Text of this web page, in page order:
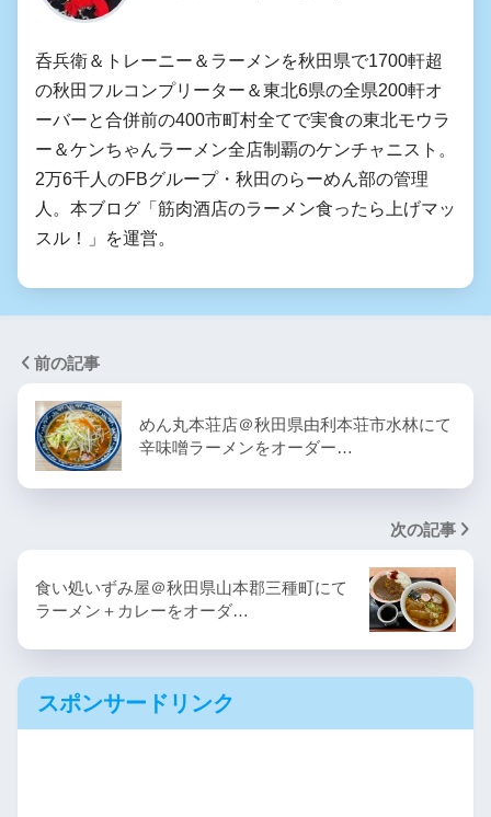
呑兵衛＆トレーニー＆ラーメンを秋田県で1700軒超
の秋田フルコンプリーター＆東北6県の全県200軒オ
ーバーと合併前の400市町村全てで実食の東北モウラ
ー＆ケンちゃんラーメン全店制覇のケンチャニスト。
2万6千人のFBグループ・秋田のらーめん部の管理
人。本ブログ「筋肉酒店のラーメン食ったら上げマッ
スル！」を運営。
前の記事
めん丸本荘店＠秋田県由利本荘市水林にて
辛味噌ラーメンをオーダー…
次の記事
食い処いずみ屋＠秋田県山本郡三種町にて
ラーメン＋カレーをオーダ…
スポンサードリンク